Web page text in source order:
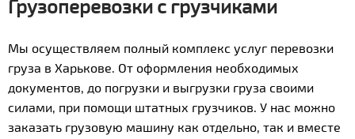
Грузоперевозки с грузчиками
Мы осуществляем полный комплекс услуг перевозки
груза в Харькове. От оформления необходимых
документов, до погрузки и выгрузки груза своими
силами, при помощи штатных грузчиков. У нас можно
заказать грузовую машину как отдельно, так и вместе